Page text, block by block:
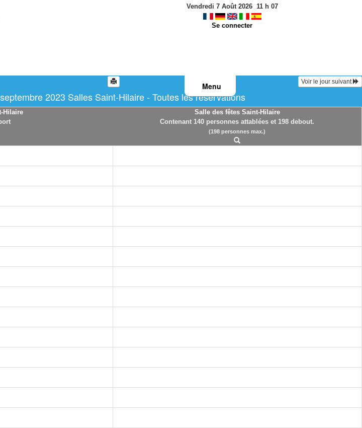
Vendredi 7 Août 2026 11h 07
Se connecter
Menu Voir le jour suivant
2023 Salles Saint-Hilaire - Toutes les réservations
Hilaire
Salle des fêtes Saint-Hilaire
Contenant 140 personnes attablées et 198 debout.
(198 personnes max.)